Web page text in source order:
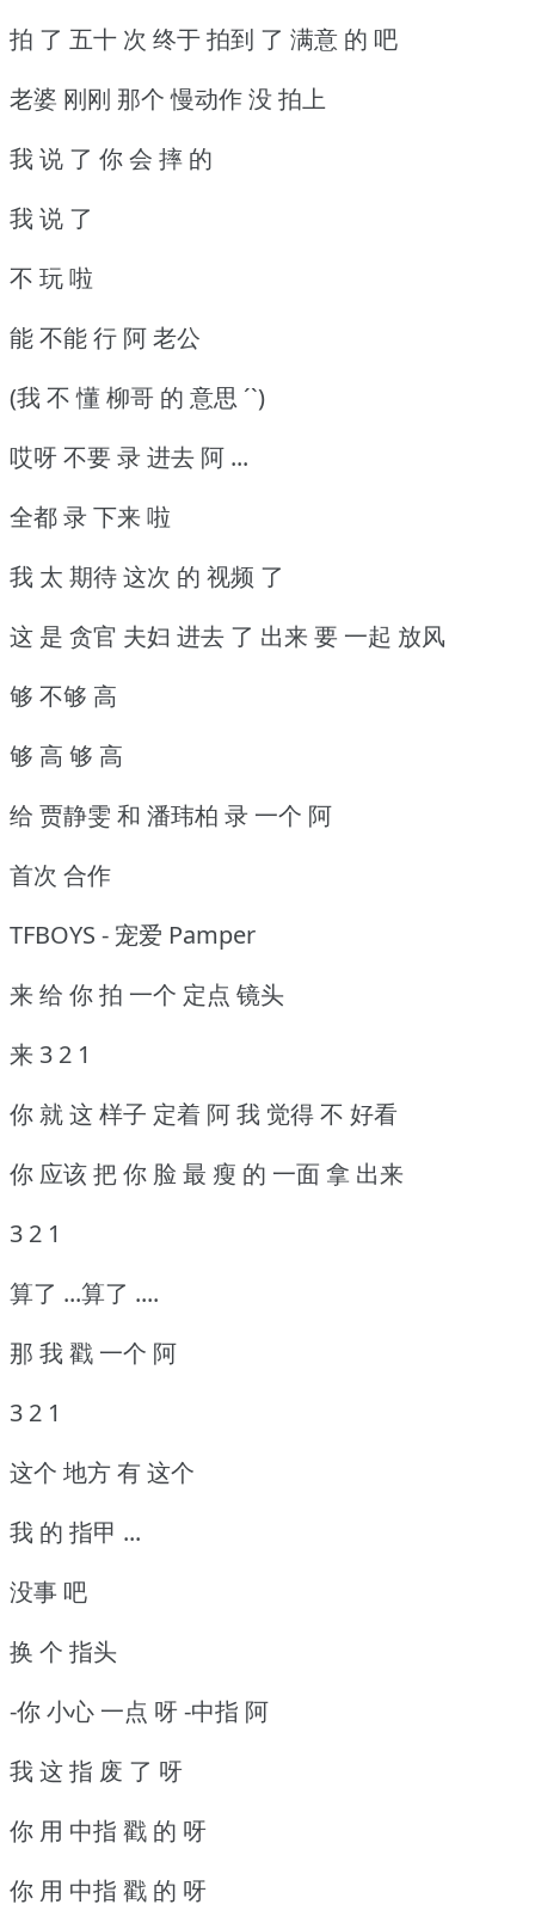
拍 了 五十 次 终于 拍到 了 满意 的 吧
老婆 刚刚 那个 慢动作 没 拍上
我 说 了 你 会 摔 的
我 说 了
不 玩 啦
能 不能 行 阿 老公
(我 不 懂 柳哥 的 意思 ˊˋ)
哎呀 不要 录 进去 阿 ...
全都 录 下来 啦
我 太 期待 这次 的 视频 了
这 是 贪官 夫妇 进去 了 出来 要 一起 放风
够 不够 高
够 高 够 高
给 贾静雯 和 潘玮柏 录 一个 阿
首次 合作
TFBOYS - 宠爱 Pamper
来 给 你 拍 一个 定点 镜头
来 3 2 1
你 就 这 样子 定着 阿 我 觉得 不 好看
你 应该 把 你 脸 最 瘦 的 一面 拿 出来
3 2 1
算了 ...算了 ....
那 我 戳 一个 阿
3 2 1
这个 地方 有 这个
我 的 指甲 ...
没事 吧
换 个 指头
-你 小心 一点 呀 -中指 阿
我 这 指 废 了 呀
你 用 中指 戳 的 呀
你 用 中指 戳 的 呀